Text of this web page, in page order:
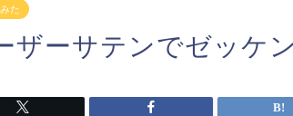
た
ザーサテンでゼッケ